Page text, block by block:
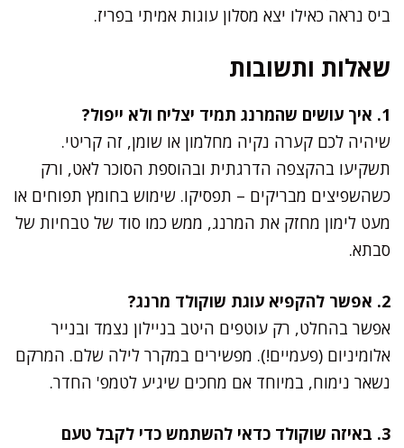
ביס נראה כאילו יצא מסלון עוגות אמיתי בפריז.
שאלות ותשובות
1. איך עושים שהמרנג תמיד יצליח ולא ייפול?
שיהיה לכם קערה נקיה מחלמון או שומן, זה קריטי.
תשקיעו בהקצפה הדרגתית ובהוספת הסוכר לאט, ורק
כשהשפיצים מבריקים – תפסיקו. שימוש בחומץ תפוחים או
מעט לימון מחזק את המרנג, ממש כמו סוד של טבחיות של
סבתא.
2. אפשר להקפיא עוגת שוקולד מרנג?
אפשר בהחלט, רק עוטפים היטב בניילון נצמד ובנייר
אלומיניום (פעמיים!). מפשירים במקרר לילה שלם. המרקם
נשאר נימוח, במיוחד אם מחכים שיגיע לטמפ' החדר.
3. באיזה שוקולד כדאי להשתמש כדי לקבל טעם